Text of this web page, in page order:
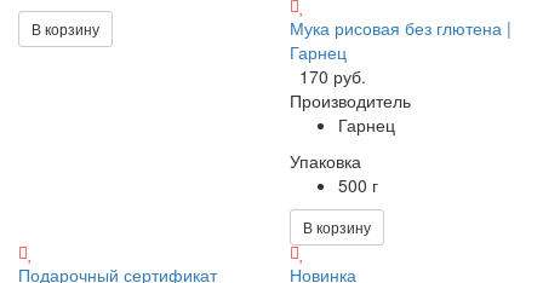
В корзину
Мука рисовая без глютена |
Гарнец
170 руб.
Производитель
Гарнец
Упаковка
500 г
В корзину
Подарочный сертификат
Новинка